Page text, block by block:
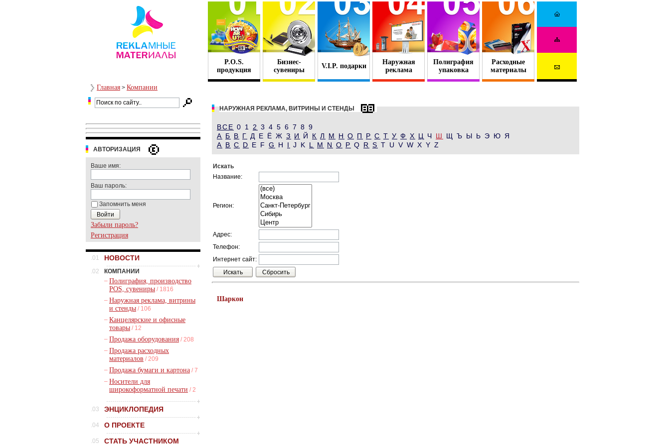
P.O.S.
продукция
Бизнес-
сувениры
V.I.P. подарки
Наружная
реклама
Полиграфия
упаковка
Расходные
материалы
Главная > Компании
АВТОРИЗАЦИЯ
Ваше имя:
Ваш пароль:
Запомнить меня
Забыли пароль?
Регистрация
.01 НОВОСТИ
.02
КОМПАНИИ
– Полиграфия, производство
POS, сувениры / 1816
– Наружная реклама, витрины
и стенды / 106
– Канцелярские и офисные
товары / 12
– Продажа оборудования / 208
– Продажа расходных
материалов / 209
– Продажа бумаги и картона / 7
– Носители для
широкоформатной печати / 2
.03 ЭНЦИКЛОПЕДИЯ
.04 О ПРОЕКТЕ
.05 СТАТЬ УЧАСТНИКОМ
НАРУЖНАЯ РЕКЛАМА, ВИТРИНЫ И СТЕНДЫ
ВСЕ 0 1 2 3 4 5 6 7 8 9
А Б В Г Д Е Ё Ж З И Й К Л М Н О П Р С Т У Ф Х Ц Ч Ш
Щ Ъ Ы Ь Э Ю Я
A B C D E F G H I J K L M N O P Q R S T U V W X Y Z
Искать
Название:
Регион:
Адрес:
Телефон:
Интернет сайт:
Шаркон